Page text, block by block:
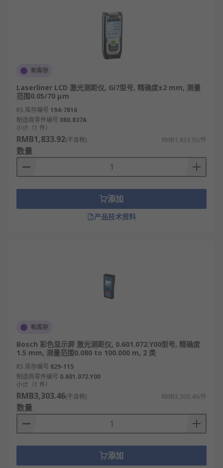
有库存
Laserliner LCD 激光测距仪, Gi7型号, 精确度±2 mm, 测量
范围0.05/70 μm
RS 库存编号 194-7816
制造商零件编号 080.837A
小计（1 件）
RMB1,833.92(不含税) RMB1,833.92/件
数量
添加
产品技术资料
有库存
Bosch 彩色显示屏 激光测距仪, 0.601.072.Y00型号, 精确度
1.5 mm, 测量范围0.080 to 100.000 m, 2 类
RS 库存编号 829-115
制造商零件编号 0.601.072.Y00
小计（1 件）
RMB3,303.46(不含税) RMB3,303.46/件
数量
添加